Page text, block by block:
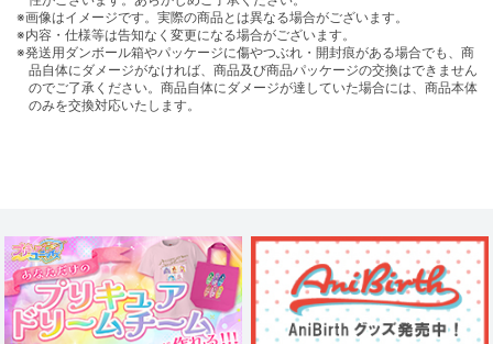
※画像はイメージです。実際の商品とは異なる場合がございます。
※内容・仕様等は告知なく変更になる場合がございます。
※発送用ダンボール箱やパッケージに傷やつぶれ・開封痕がある場合でも、商
品自体にダメージがなければ、商品及び商品パッケージの交換はできません
のでご了承ください。商品自体にダメージが達していた場合には、商品本体
のみを交換対応いたします。